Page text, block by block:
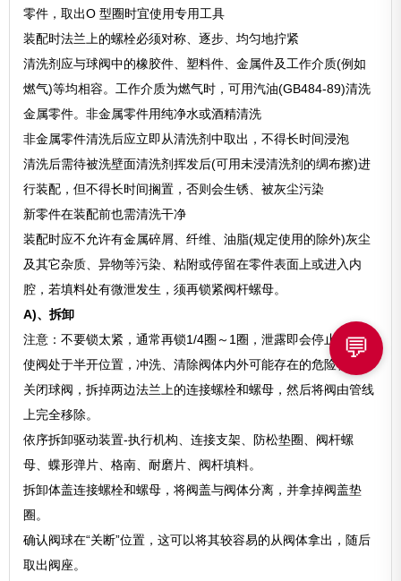
零件，取出O 型圈时宜使用专用工具
装配时法兰上的螺栓必须对称、逐步、均匀地拧紧
清洗剂应与球阀中的橡胶件、塑料件、金属件及工作介质(例如
燃气)等均相容。工作介质为燃气时，可用汽油(GB484-89)清洗
金属零件。非金属零件用纯净水或酒精清洗
非金属零件清洗后应立即从清洗剂中取出，不得长时间浸泡
清洗后需待被洗壁面清洗剂挥发后(可用未浸清洗剂的绸布擦)进
行装配，但不得长时间搁置，否则会生锈、被灰尘污染
新零件在装配前也需清洗干净
装配时应不允许有金属碎屑、纤维、油脂(规定使用的除外)灰尘
及其它杂质、异物等污染、粘附或停留在零件表面上或进入内
腔，若填料处有微泄发生，须再锁紧阀杆螺母。
A)、拆卸
注意：不要锁太紧，通常再锁1/4圈～1圈，泄露即会停止。
使阀处于半开位置，冲洗、清除阀体内外可能存在的危险物质。
关闭球阀，拆掉两边法兰上的连接螺栓和螺母，然后将阀由管线
上完全移除。
依序拆卸驱动装置-执行机构、连接支架、防松垫圈、阀杆螺
母、蝶形弹片、格南、耐磨片、阀杆填料。
拆卸体盖连接螺栓和螺母，将阀盖与阀体分离，并拿掉阀盖垫
圈。
确认阀球在“关断”位置，这可以将其较容易的从阀体拿出，随后
取出阀座。
💬